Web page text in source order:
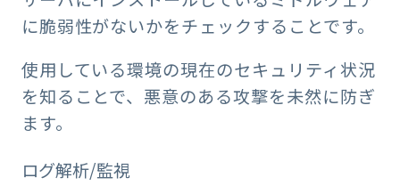
に脆弱性がないかをチェックすることです。
使用している環境の現在のセキュリティ状況
を知ることで、悪意のある攻撃を未然に防ぎ
ます。
ログ解析/監視